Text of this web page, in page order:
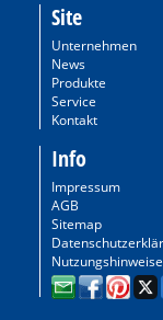
Site
Unternehmen
News
Produkte
Service
Kontakt
Info
Impressum
AGB
Sitemap
Nutzungshinweise